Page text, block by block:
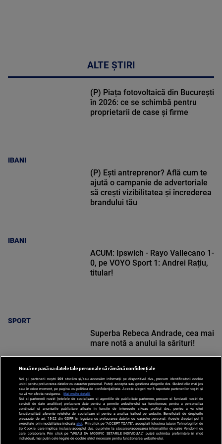
ALTE ȘTIRI
IBANI
(P) Piața fotovoltaică din București
în 2026: ce se schimbă pentru
proprietarii de case și firme
IBANI
(P) Ești antreprenor? Află cum te
ajută o campanie de advertoriale
să crești vizibilitatea și încrederea
brandului tău
SPORT
ACUM: Ipswich - Rayo Vallecano 1-
0, pe VOYO Sport 1: Andrei Rațiu,
titular!
SPORT
Superba Rebeca Andrade, cea mai
mare notă a anului la sărituri!
Nouă ne pasă ca datele tale personale să rămână confidențiale
Noi și partenerii noștri 201 stocăm și/sau accesăm informații pe dispozitivul dvs., precum identificatorii cookie
unici pentru prelucrarea datelor cu caracter personal. Puteți accepta sau gestiona alegerile dvs. făcând clic mai jos
sau în orice moment, pe pagina cu politica de confidențialitate. Aceste alegeri vor fi raportate partenerilor noștri și
nu vă vor afecta navigarea.
Mai multe detalii
Noi si partenerii nostri (retelele de socializare si agentiile de publicitate partenere, precum si furnizorii nostri de
servicii de date analitice) prelucram date pentru a permite website-ului sa functioneze, pentru a personaliza
continutul si anunturile publicitare afisate in functie de interesele si/sau profilul dvs., pentru a va oferi
functionalitati aferente retelelor de socializare si pentru a analiza traficul pe website. Beneficiati de drepturile
prevazute de art. 15-22 din GDPR in legatura cu prelucrarea datelor cu caracter personal. Aceste drepturi pot fi
exercitate prin modalitatea indicataaici . Prin click pe “ACCEPT TOATE”, acceptati folosirea tuturor Tehnologiilor de
tip Cookie, care implica inclusiv acceptul dvs. cu privire la stocarea/accesarea informatiilor de catre Vendor-ii cu
care colaboram. Prin click pe “VREAU SA MODIFIC SETARILE INDIVIDUAL” puteti schimba preferintele in mod
individual, mai putin cele legate de cookie strict necesare pentru functionarea website-ului.